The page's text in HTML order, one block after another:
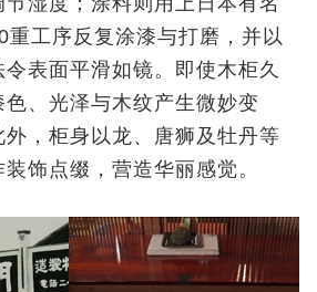
重工序反复涂漆与打磨，并以
令表面平滑如镜。即使木柜久
、光泽与木纹产生微妙变
，柜身以龙、唐狮及牡丹等
饰点缀，营造华丽感觉。